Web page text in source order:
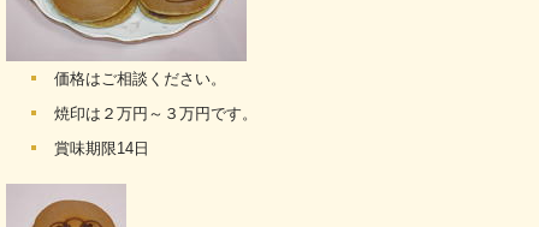
価格はご相談ください。
焼印は２万円～３万円です。
賞味期限14日